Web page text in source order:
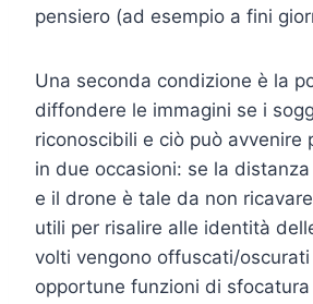
pensiero (ad esempio a fini
Una seconda condizione è la
diffondere le immagini se i
riconoscibili e ciò può avvenire
in due occasioni: se la
e il drone è tale da non
utili per risalire alle identità
volti vengono offuscati/
opportune funzioni di